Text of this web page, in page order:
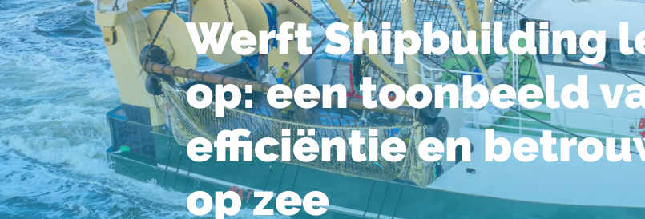
Werft Shipbuilding
op: een toonbeeld
efficiëntie en
op zee